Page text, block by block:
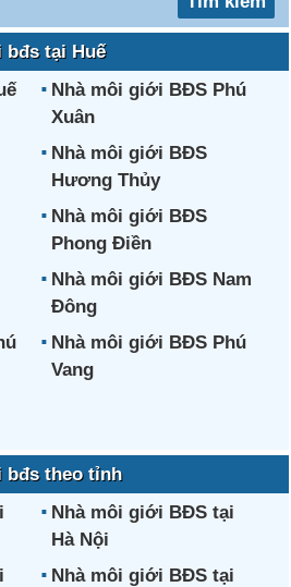
bđs tại Huế
Nhà môi giới BĐS Phú
Xuân
Nhà môi giới BĐS
Hương Thủy
Nhà môi giới BĐS
Phong Điền
Nhà môi giới BĐS Nam
Đông
Nhà môi giới BĐS Phú
Vang
bđs theo tỉnh
Nhà môi giới BĐS tại
Hà Nội
Nhà môi giới BĐS tại